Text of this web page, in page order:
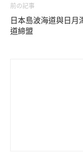
前の記事
日本島波海道與日月
道締盟